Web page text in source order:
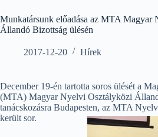
Munkatársunk előadása az MTA Magyar
Állandó Bizottság ülésén
2017-12-20 Hírek
December 19-én tartotta soros ülését a
(MTA) Magyar Nyelvi Osztályközi
tanácskozásra Budapesten, az MTA
került sor.